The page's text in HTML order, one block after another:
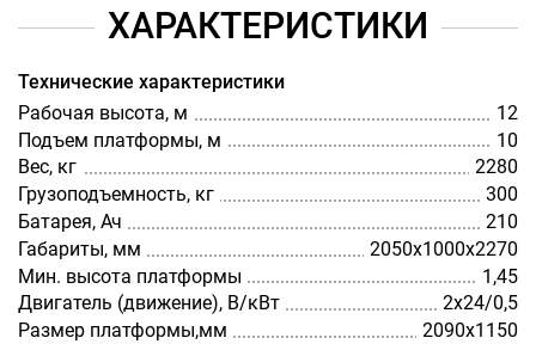
ХАРАКТЕРИСТИКИ
Технические характеристики
Рабочая высота, м
12
Подъем платформы, м
10
Вес, кг
2280
Грузоподъемность, кг
300
Батарея, Ач
210
Габариты, мм
2050х1000х2270
Мин. высота платформы
1,45
Двигатель (движение), В/кВт
2х24/0,5
Размер платформы,мм
2090х1150